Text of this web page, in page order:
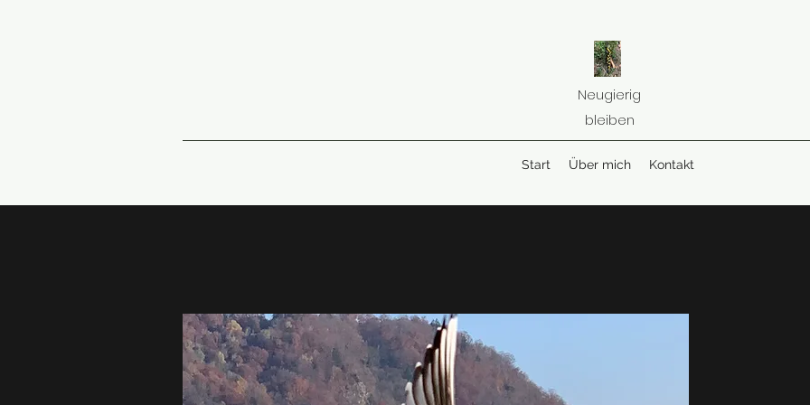
Neugierig
bleiben
Start Über mich Kontakt